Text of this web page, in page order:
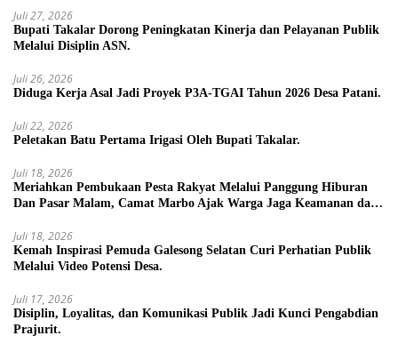
Juli 27, 2026
Bupati Takalar Dorong Peningkatan Kinerja dan Pelayanan Publik
Melalui Disiplin ASN.
Juli 26, 2026
Diduga Kerja Asal Jadi Proyek P3A-TGAI Tahun 2026 Desa Patani.
Juli 22, 2026
Peletakan Batu Pertama Irigasi Oleh Bupati Takalar.
Juli 18, 2026
Meriahkan Pembukaan Pesta Rakyat Melalui Panggung Hiburan
Dan Pasar Malam, Camat Marbo Ajak Warga Jaga Keamanan dan
Juli 18, 2026
Kemah Inspirasi Pemuda Galesong Selatan Curi Perhatian Publik
Melalui Video Potensi Desa.
Juli 17, 2026
Disiplin, Loyalitas, dan Komunikasi Publik Jadi Kunci Pengabdian
Prajurit.